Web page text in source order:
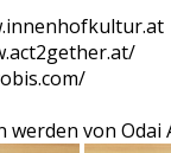
werden von